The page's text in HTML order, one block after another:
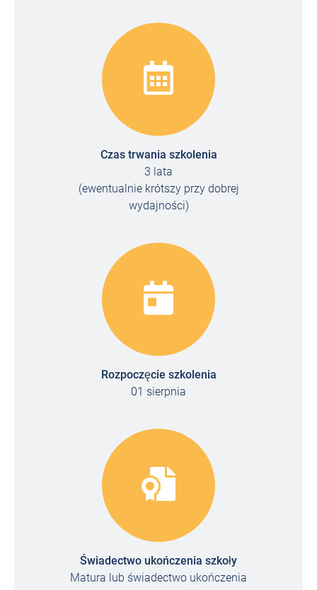
Czas trwania szkolenia
3 lata
(ewentualnie krótszy przy dobrej
wydajności)
Rozpoczęcie szkolenia
01 sierpnia
Świadectwo ukończenia szkoły
Matura lub świadectwo ukończenia